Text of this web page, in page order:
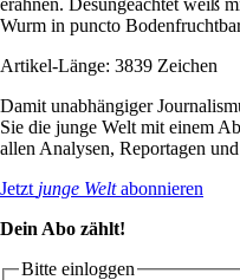
Wurm in puncto
Artikel-Länge: 3839 Zeichen
Damit unabhängiger
Sie die junge Welt mit einem
allen Analysen, Reportagen
Jetzt junge Weltabonnieren
Dein Abo zählt!
Bitte einloggen